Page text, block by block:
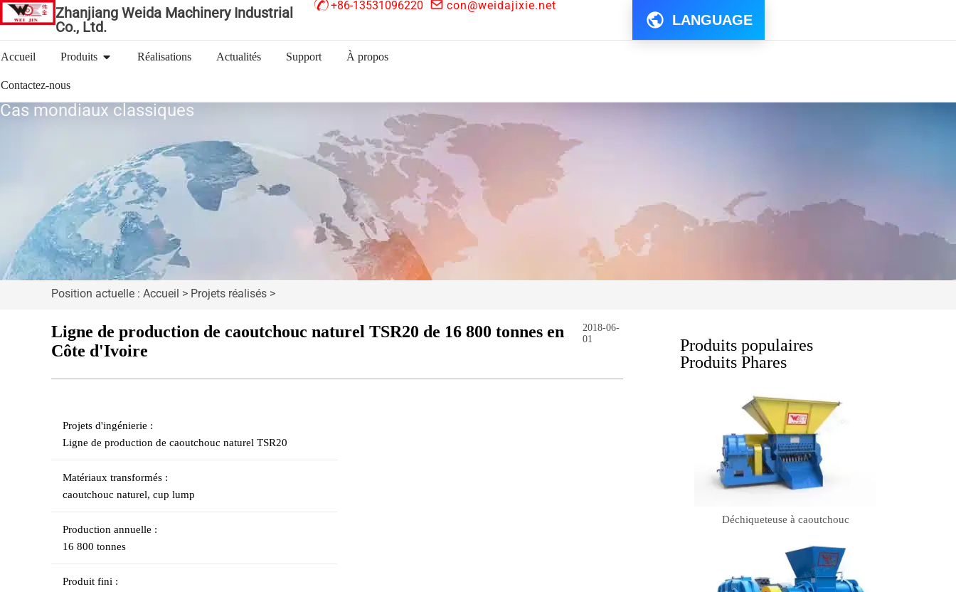
Zhanjiang Weida Machinery Industrial
Co., Ltd.
+86-13531096220 con@weidajixie.net
LANGUAGE
Accueil Produits Réalisations Actualités Support À propos
Contactez-nous
Cas mondiaux classiques
Position actuelle : Accueil > Projets réalisés >
Produits populaires
Produits Phares
Déchiqueteuse à caoutchouc
Ligne de production de caoutchouc naturel TSR20 de 16 800 tonnes en
Côte d'Ivoire
2018-06-
01
Projets d'ingénierie :
Ligne de production de caoutchouc naturel TSR20
Matériaux transformés :
caoutchouc naturel, cup lump
Production annuelle :
16 800 tonnes
Produit fini :